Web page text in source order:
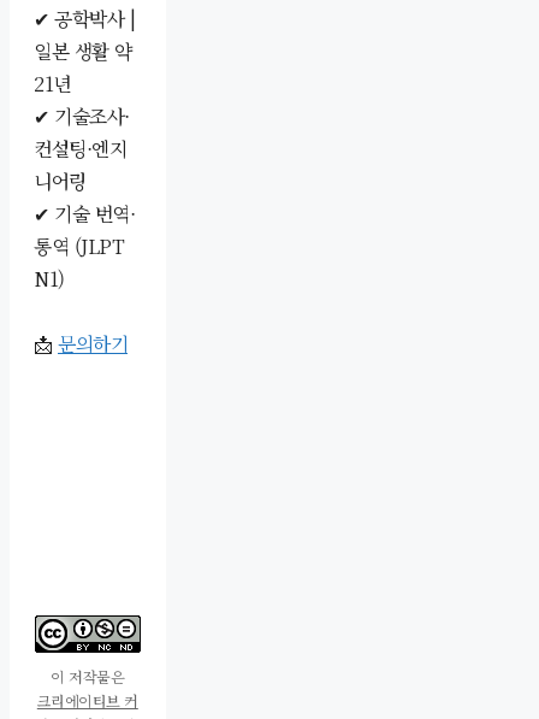
✔ 공학박사 |
일본 생활 약
21년
✔ 기술조사·
컨설팅·엔지
니어링
✔ 기술 번역·
통역 (JLPT
N1)
📩 문의하기
이 저작물은
크리에이티브 커